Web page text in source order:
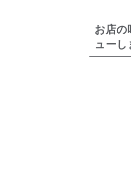
お店の
ューし